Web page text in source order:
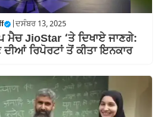
ਦਸੰਬਰ 13, 2025
ਮੈਚ JioStar ‘ਤੇ ਦਿਖਾਏ ਜਾਣਗੇ:
ਰਿਪੋਰਟਾਂ ਤੋਂ ਕੀਤਾ ਇਨਕਾਰ